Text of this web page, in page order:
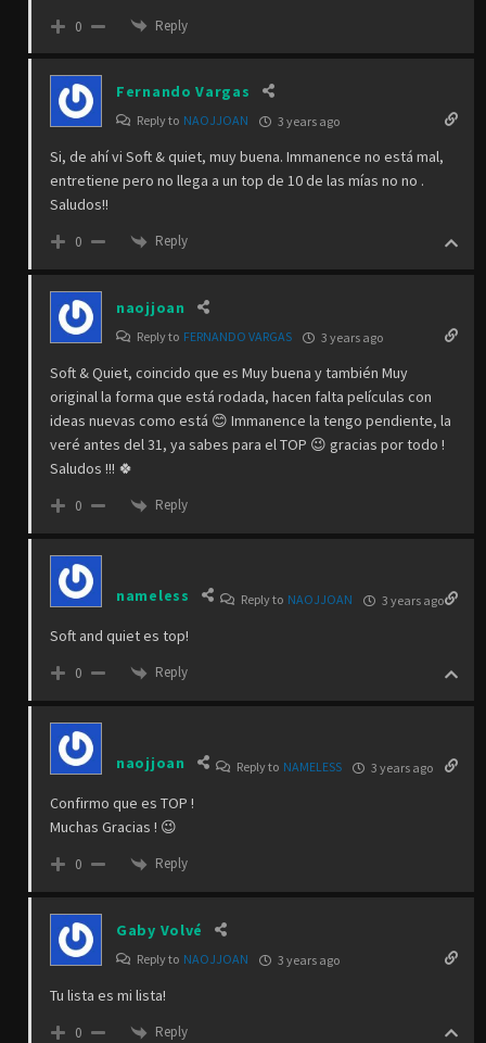
0 Reply
Fernando Vargas
Reply to NAOJJOAN 3 years ago
Si, de ahí vi Soft & quiet, muy buena. Immanence no está mal,
entretiene pero no llega a un top de 10 de las mías no no .
Saludos!!
0 Reply
naojjoan
Reply to FERNANDO VARGAS 3 years ago
Soft & Quiet, coincido que es Muy buena y también Muy
original la forma que está rodada, hacen falta películas con
ideas nuevas como está 😊 Immanence la tengo pendiente, la
veré antes del 31, ya sabes para el TOP 😉 gracias por todo !
Saludos !!! 🍀
0 Reply
nameless Reply to NAOJJOAN 3 years ago
Soft and quiet es top!
0 Reply
naojjoan Reply to NAMELESS 3 years ago
Confirmo que es TOP !
Muchas Gracias ! 😉
0 Reply
Gaby Volvé
Reply to NAOJJOAN 3 years ago
Tu lista es mi lista!
0 Reply